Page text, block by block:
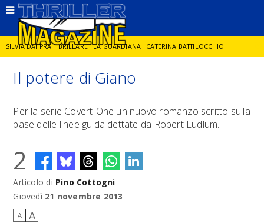
SILVIA DAI PRA' BRILLARE LA GUARDIANA CATERINA BATTILOCCHIO
JORGE DIAZ LA SPIA DELITTO IN CORNICE
DIEGO ZANDEL GLI ANNI DI PIETRA
Il potere di Giano
Per la serie Covert-One un nuovo romanzo scritto sulla
base delle linee guida dettate da Robert Ludlum.
2
Articolo di Pino Cottogni
Giovedì 21 novembre 2013
A A